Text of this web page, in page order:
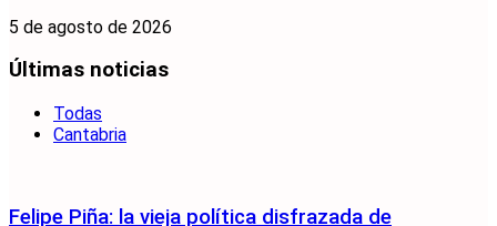
5 de agosto de 2026
Últimas noticias
Todas
Cantabria
Felipe Piña: la vieja política disfrazada de